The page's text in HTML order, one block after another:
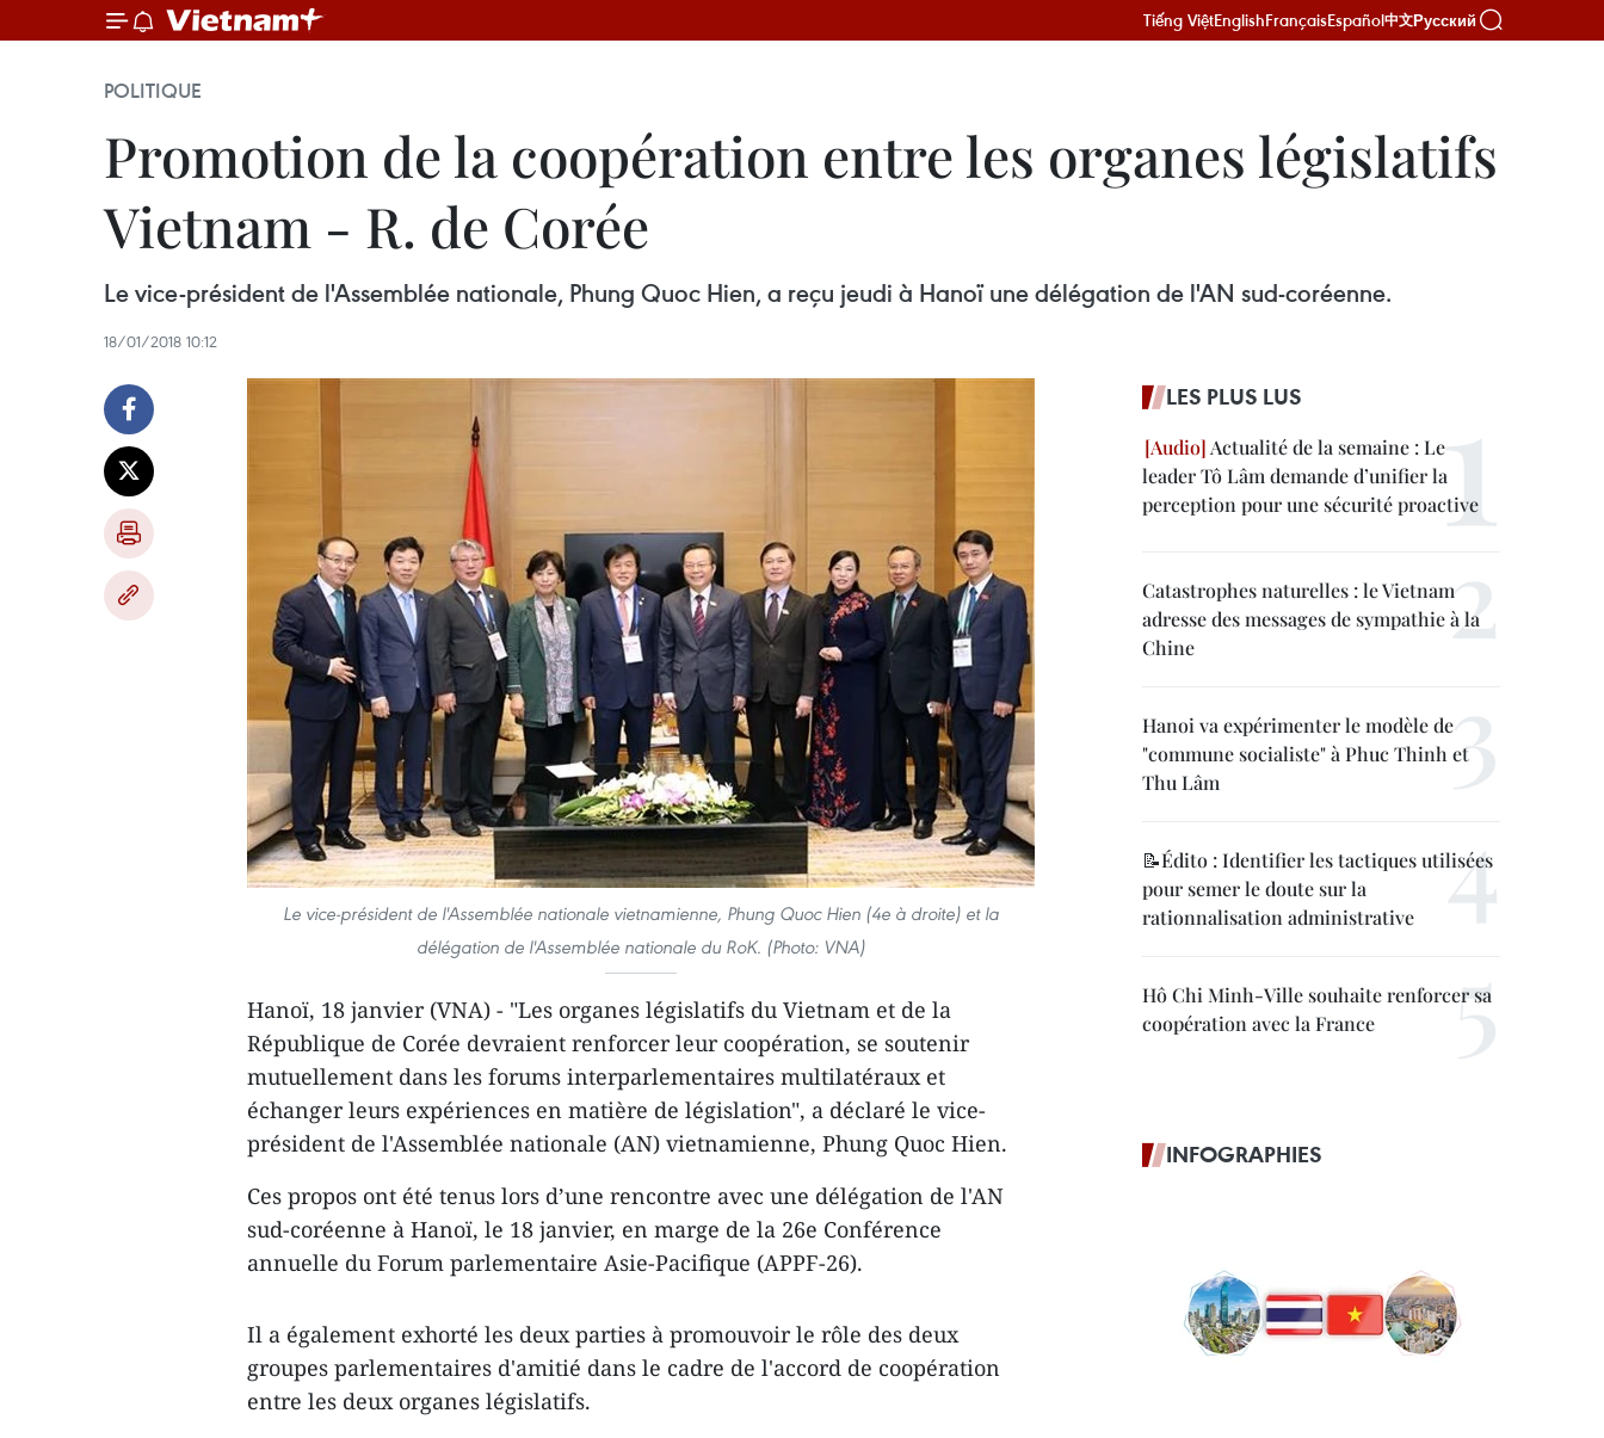
Tiếng ViệtEnglishFrançaisEspañol中文Русский
POLITIQUE
Promotion de la coopération entre les organes législatifs
Vietnam - R. de Corée
Le vice-président de l'Assemblée nationale, Phung Quoc Hien, a reçu jeudi à Hanoï une délégation de l'AN sud-coréenne.
18/01/2018 10:12
Le vice-président de l'Assemblée nationale vietnamienne, Phung Quoc Hien (4e à droite) et la
délégation de l'Assemblée nationale du RoK. (Photo: VNA)
Hanoï, 18 janvier (VNA) - "Les organes législatifs du Vietnam et de la
République de Corée devraient renforcer leur coopération, se soutenir
mutuellement dans les forums interparlementaires multilatéraux et
échanger leurs expériences en matière de législation​", a déclaré le vice-
président de l'Assemblée nationale (AN) ​vietnamienne, Phung Quoc Hien.
​Ces propos ont été tenus lors d’une rencontre avec une délégation de l'AN
sud-coréenne à Hanoï, le 18 janvier, en marge de la 26e Conférence
annuelle du Forum parlementaire Asie-Pacifique (APPF-26).
Il a également exhorté les deux parties à promouvoir le rôle des deux
groupes parlementaires d'amitié dans le cadre de l'accord de coopération
entre les deux organes législatifs.
LES PLUS LUS
Actualité de la semaine : Le
leader Tô Lâm demande d’unifier la
perception pour une sécurité proactive
Catastrophes naturelles : le Vietnam
adresse des messages de sympathie à la
Chine
Hanoi va expérimenter le modèle de
"commune socialiste" à Phuc Thinh et
Thu Lâm
📝Édito : Identifier les tactiques utilisées
pour semer le doute sur la
rationnalisation administrative
Hô Chi Minh-Ville souhaite renforcer sa
coopération avec la France
INFOGRAPHIES